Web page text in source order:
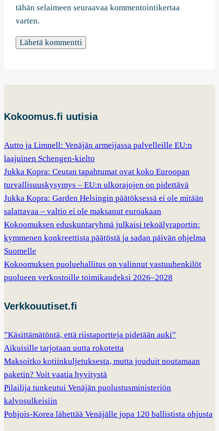
tähän selaimeen seuraavaa kommentointikertaa
varten.
Kokoomus.fi uutisia
Autto ja Limnell: Venäjän armeijassa palvelleille EU:n
laajuinen Schengen-kielto
Jukka Kopra: Ceutan tapahtumat ovat koko Euroopan
turvallisuuskysymys – EU:n ulkorajojen on pidettävä
Jukka Kopra: Garden Helsingin päätöksessä ei ole mitään
salattavaa – valtio ei ole maksanut euroakaan
Kokoomuksen eduskuntaryhmä julkaisi tekoälyraportin:
kymmenen konkreettista päätöstä ja sadan päivän ohjelma
Suomelle
Kokoomuksen puoluehallitus on valinnut vastuuhenkilöt
puolueen verkostoille toimikaudeksi 2026–2028
Verkkouutiset.fi
”Käsittämätöntä, että riistaportteja pidetään auki”
Aikuisille tarjotaan uutta rokotetta
Maksoitko kotiinkuljetuksesta, mutta jouduit noutamaan
paketin? Voit vaatia hyvitystä
Pilailija tunkeutui Venäjän puolustusministeriön
kalvosulkeisiin
Pohjois-Korea lähettää Venäjälle jopa 120 ballistista ohjusta